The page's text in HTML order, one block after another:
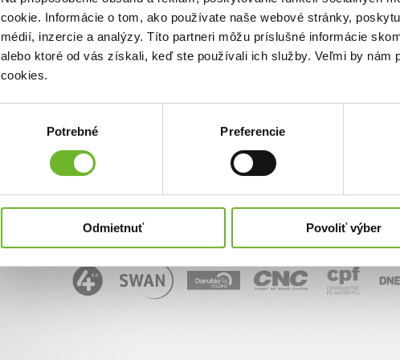
cookie. Informácie o tom, ako používate naše webové stránky,
médií, inzercie a analýzy. Títo partneri môžu príslušné informácie
alebo ktoré od vás získali, keď ste používali ich služby. Veľmi by
cookies.
Potrebné Preferencie
Odmietnuť Povoliť výber
Informácie o ĽudiaĽuďom.sk
+ 421 950 50 50 50
info@ludialudom.sk